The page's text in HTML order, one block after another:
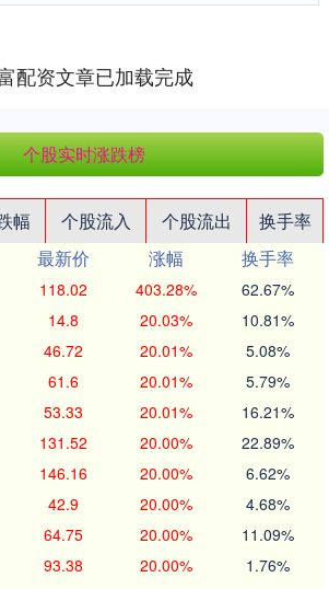
配资文章已加载完成
个股实时涨跌榜
幅 个股流入 个股流出
换手率
最新价 涨幅
换手率
118.02 403.28% 62.67%
14.8 20.03% 10.81%
46.72 20.01% 5.08%
61.6 20.01% 5.79%
53.33 20.01% 16.21%
131.52 20.00% 22.89%
146.16 20.00% 6.62%
42.9 20.00% 4.68%
64.75 20.00% 11.09%
93.38 20.00% 1.76%